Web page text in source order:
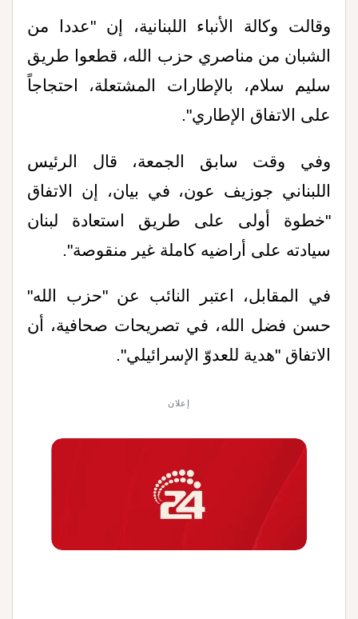
وقالت وكالة الأنباء اللبنانية، إن "عددا من
الشبان من مناصري حزب الله، قطعوا طريق
سليم سلام، بالإطارات المشتعلة، احتجاجاً
على الاتفاق الإطاري".
وفي وقت سابق الجمعة، قال الرئيس
اللبناني جوزيف عون، في بيان، إن الاتفاق
"خطوة أولى على طريق استعادة لبنان
سيادته على أراضيه كاملة غير منقوصة".
في المقابل، اعتبر النائب عن "حزب الله"
حسن فضل الله، في تصريحات صحافية، أن
الاتفاق "هدية للعدوّ الإسرائيلي".
إعلان